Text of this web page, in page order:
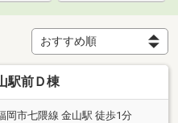
駅前Ｄ棟
岡市七隈線 金山駅 徒歩1分